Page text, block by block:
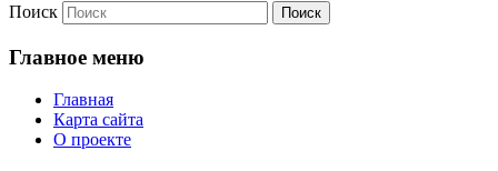
Поиск
Главное меню
Главная
Карта сайта
О проекте